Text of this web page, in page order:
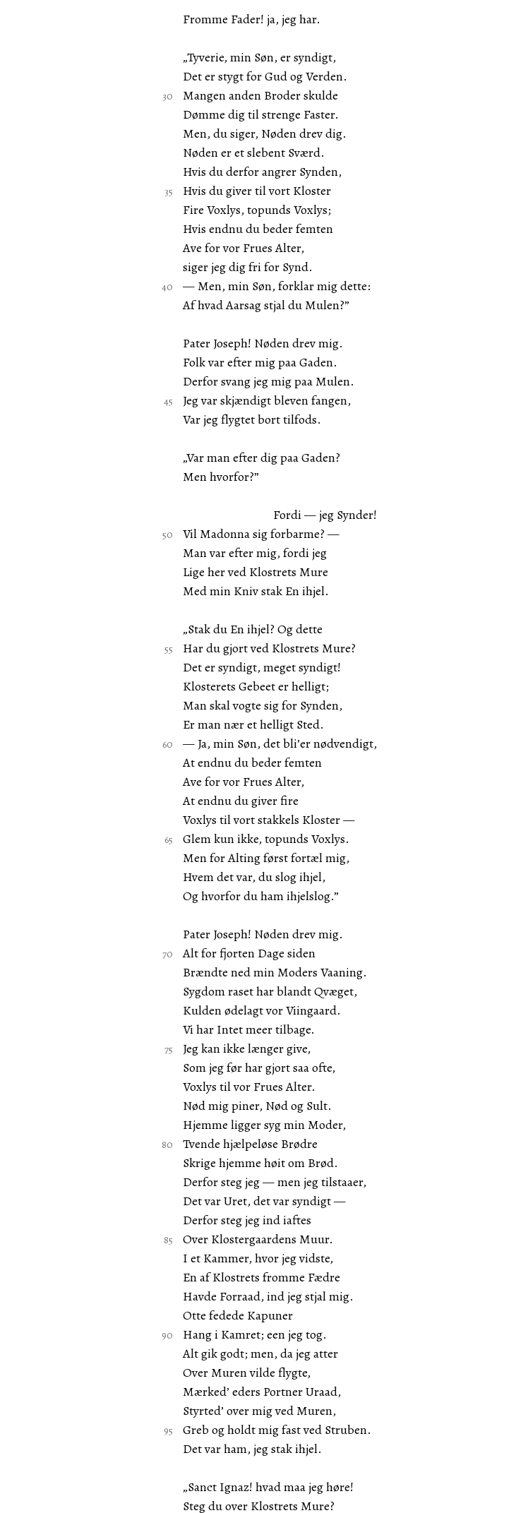
Fromme Fader! ja, jeg har.
„Tyverie, min Søn, er syndigt,
Det er stygt for Gud og Verden.
Mangen anden Broder skulde
Dømme dig til strenge Faster.
Men, du siger, Nøden drev dig.
Nøden er et slebent Sværd.
Hvis du derfor angrer Synden,
Hvis du giver til vort Kloster
Fire Voxlys, topunds Voxlys;
Hvis endnu du beder femten
Ave for vor Frues Alter,
siger jeg dig fri for Synd.
— Men, min Søn, forklar mig dette:
Af hvad Aarsag stjal du Mulen?”
Pater Joseph! Nøden drev mig.
Folk var efter mig paa Gaden.
Derfor svang jeg mig paa Mulen.
Jeg var skjændigt bleven fangen,
Var jeg flygtet bort tilfods.
„Var man efter dig paa Gaden?
Men hvorfor?”
Fordi — jeg Synder!
Vil Madonna sig forbarme? —
Man var efter mig, fordi jeg
Lige her ved Klostrets Mure
Med min Kniv stak En ihjel.
„Stak du En ihjel? Og dette
Har du gjort ved Klostrets Mure?
Det er syndigt, meget syndigt!
Klosterets Gebeet er helligt;
Man skal vogte sig for Synden,
Er man nær et helligt Sted.
— Ja, min Søn, det bli’er nødvendigt,
At endnu du beder femten
Ave for vor Frues Alter,
At endnu du giver fire
Voxlys til vort stakkels Kloster —
Glem kun ikke, topunds Voxlys.
Men for Alting først fortæl mig,
Hvem det var, du slog ihjel,
Og hvorfor du ham ihjelslog.”
Pater Joseph! Nøden drev mig.
Alt for fjorten Dage siden
Brændte ned min Moders Vaaning.
Sygdom raset har blandt Qvæget,
Kulden ødelagt vor Viingaard.
Vi har Intet meer tilbage.
Jeg kan ikke længer give,
Som jeg før har gjort saa ofte,
Voxlys til vor Frues Alter.
Nød mig piner, Nød og Sult.
Hjemme ligger syg min Moder,
Tvende hjælpeløse Brødre
Skrige hjemme høit om Brød.
Derfor steg jeg — men jeg tilstaaer,
Det var Uret, det var syndigt —
Derfor steg jeg ind iaftes
Over Klostergaardens Muur.
I et Kammer, hvor jeg vidste,
En af Klostrets fromme Fædre
Havde Forraad, ind jeg stjal mig.
Otte fedede Kapuner
Hang i Kamret; een jeg tog.
Alt gik godt; men, da jeg atter
Over Muren vilde flygte,
Mærked’ eders Portner Uraad,
Styrted’ over mig ved Muren,
Greb og holdt mig fast ved Struben.
Det var ham, jeg stak ihjel.
„Sanct Ignaz! hvad maa jeg høre!
Steg du over Klostrets Mure?